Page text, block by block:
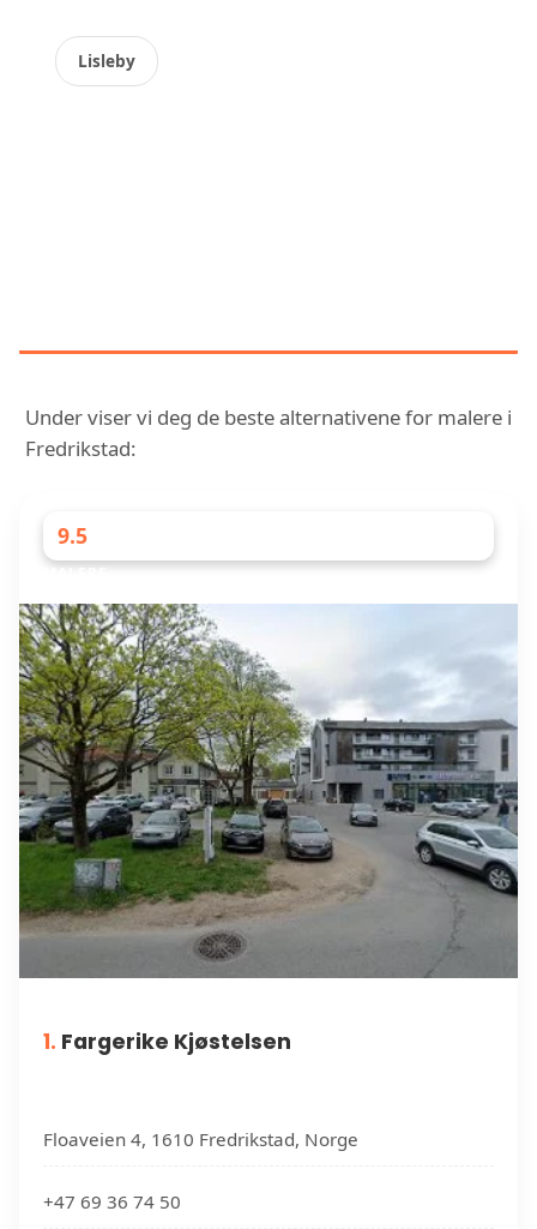
Lisleby
Under viser vi deg de beste alternativene for malere i
Fredrikstad:
9.5
1. Fargerike Kjøstelsen
Floaveien 4, 1610 Fredrikstad, Norge
+47 69 36 74 50